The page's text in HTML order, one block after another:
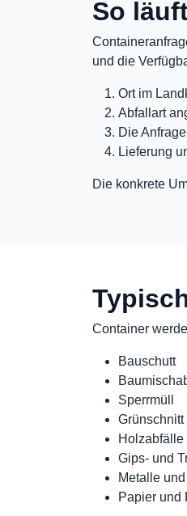
So
und die
Ort im
Abfallart
Die
Lieferung
Die konkrete
Container
Bauschutt
Sperrmüll
Grünschnitt
Holzabfälle
Gips- und
Metalle
Papier und